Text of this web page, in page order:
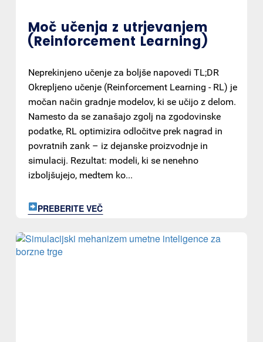
Moč učenja z utrjevanjem
(Reinforcement Learning)
Neprekinjeno učenje za boljše napovedi TL;DR
Okrepljeno učenje (Reinforcement Learning - RL) je
močan način gradnje modelov, ki se učijo z delom.
Namesto da se zanašajo zgolj na zgodovinske
podatke, RL optimizira odločitve prek nagrad in
povratnih zank – iz dejanske proizvodnje in
simulacij. Rezultat: modeli, ki se nenehno
izboljšujejo, medtem ko...
PREBERITE VEČ